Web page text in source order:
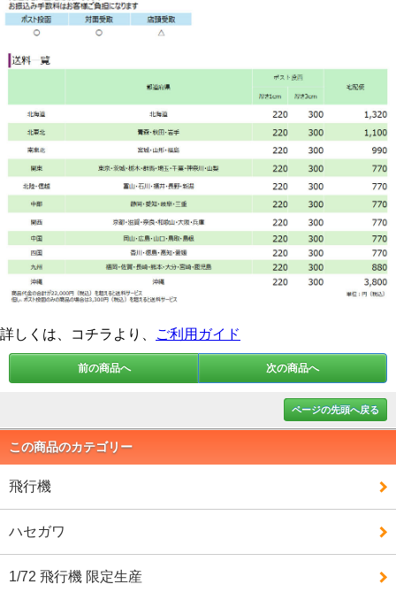
詳しくは、コチラより、 ご利用ガイド
前の商品へ 次の商品へ
ページの先頭へ戻る
この商品のカテゴリー
飛行機
ハセガワ
1/72 飛行機 限定生産